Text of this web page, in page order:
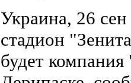
Украина, 26 сен
стадион
будет